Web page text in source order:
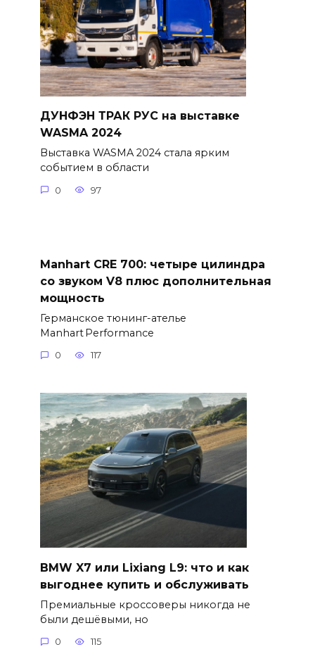
ДУНФЭН ТРАК РУС на выставке
WASMA 2024
Выставка WASMA 2024 стала ярким
событием в области
0 97
Manhart CRE 700: четыре цилиндра
со звуком V8 плюс дополнительная
мощность
Германское тюнинг-ателье
Manhart Performance
0 117
BMW X7 или Lixiang L9: что и как
выгоднее купить и обслуживать
Премиальные кроссоверы никогда не
были дешёвыми, но
0 115